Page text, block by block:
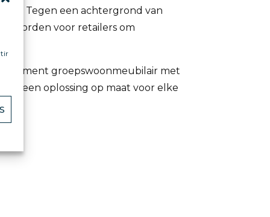
Tegen een achtergrond van
voor retailers om
groepswoonmeubilair met
een oplossing op maat voor elke